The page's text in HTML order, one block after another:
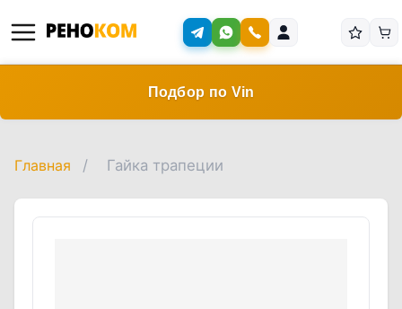
Подбор по Vin
Главная / Гайка трапеции